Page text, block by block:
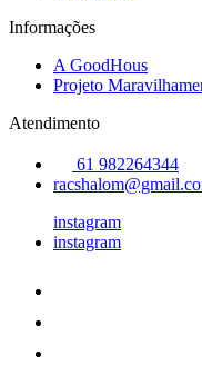
Informações
A GoodHous
Projeto
Atendimento
61 982264344
instagram
instagram